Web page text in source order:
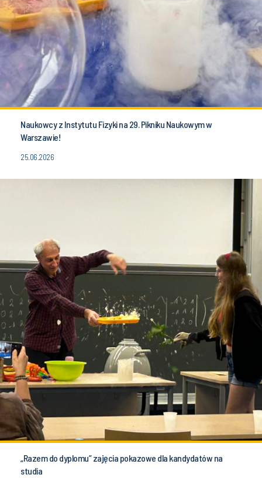
Naukowcy z Instytutu Fizyki na 29. Pikniku Naukowym w
Warszawie!
25.06.2026
„Razem do dyplomu” zajęcia pokazowe dla kandydatów na
studia